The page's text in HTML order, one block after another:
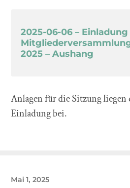
2025-06-06 – Einladung
2025 – Aushang
Anlagen für die Sitzung liegen
Einladung bei.
Mai 1, 2025